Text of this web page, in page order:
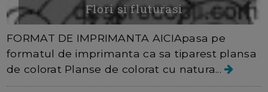
Flori si fluturasi
FORMAT DE IMPRIMANTA AICIApasa pe
formatul de imprimanta ca sa tiparest plansa
de colorat Planse de colorat cu natura...